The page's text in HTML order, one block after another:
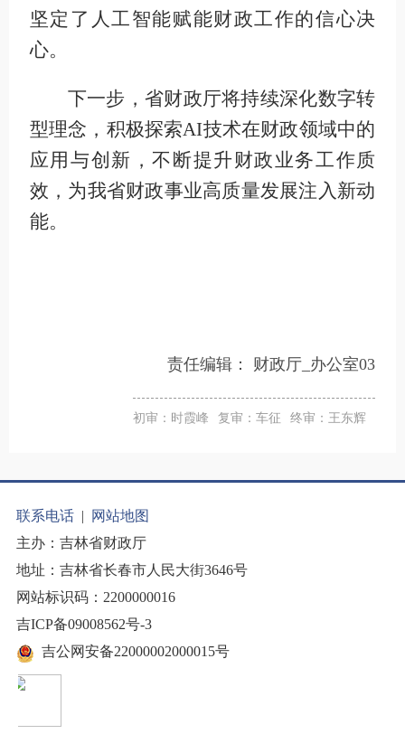
坚定了人工智能赋能财政工作的信心决
心。
下一步，省财政厅将持续深化数字转
型理念，积极探索AI技术在财政领域中的
应用与创新，不断提升财政业务工作质
效，为我省财政事业高质量发展注入新动
能。
责任编辑： 财政厅_办公室03
初审：时霞峰 复审：车征 终审：王东辉
联系电话 |
网站地图
主办：吉林省财政厅
地址：吉林省长春市人民大街3646号
网站标识码：2200000016
吉ICP备09008562号-3
吉公网安备22000002000015号